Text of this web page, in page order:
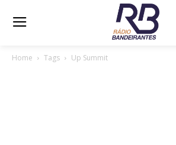
Home Tags Up Summit